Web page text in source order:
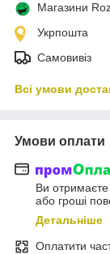
Магазини
Укрпошта
Самовивіз
Всі умови
Умови оплати
Ви
або гроші
Детальніше
Оплатити